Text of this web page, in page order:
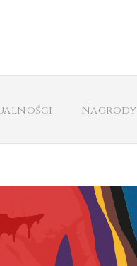
Nagrody